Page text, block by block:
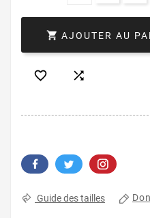
 AJOUTER AU
 
Guide des tailles